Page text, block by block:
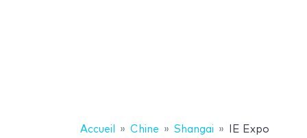
Accueil Chine Shangai IE Expo